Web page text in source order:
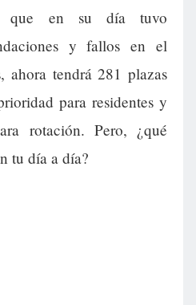
que en su día tuvo
y fallos en el
ahora tendrá 281 plazas
para residentes y
rotación. Pero, ¿qué
tu día a día?